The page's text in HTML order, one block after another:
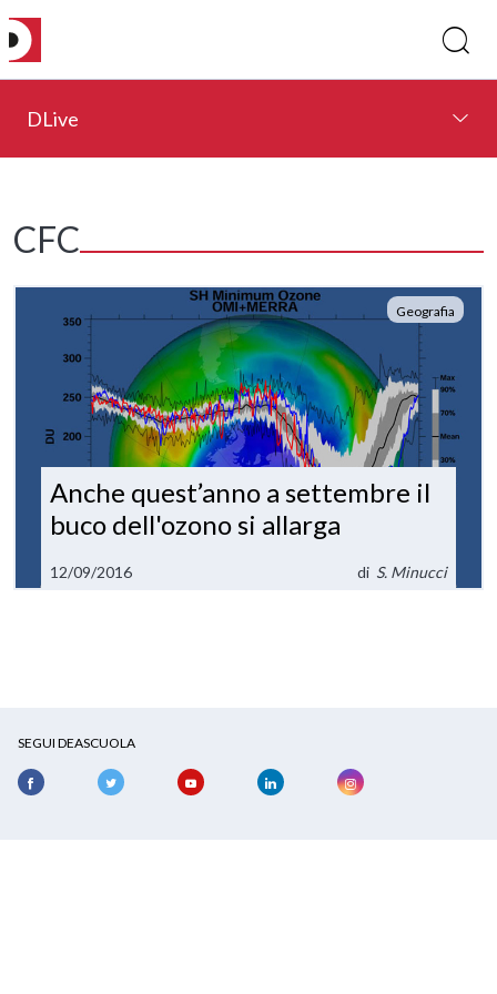
DLive
CFC
Geografia
Anche quest’anno a settembre il
buco dell'ozono si allarga
12/09/2016 di S. Minucci
SEGUI DEASCUOLA